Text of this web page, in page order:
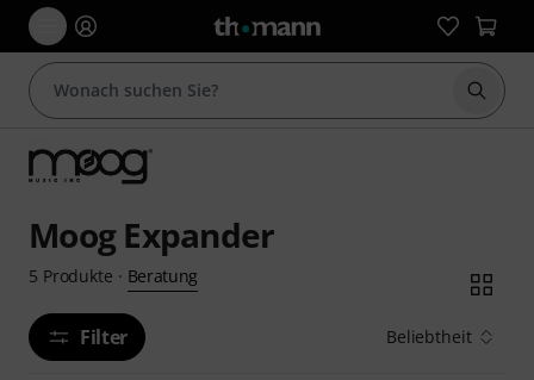
Suche
Moog Expander
5 Produkte · Beratung
Filter Beliebtheit